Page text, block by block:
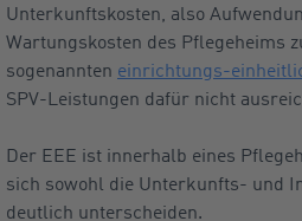
Unterkunftskosten, also
Wartungskosten des Pflegeheims
sogenannten einrichtungs-
SPV-Leistungen dafür nicht
Der EEE ist innerhalb eines
sich sowohl die Unterkunfts- und
deutlich unterscheiden.